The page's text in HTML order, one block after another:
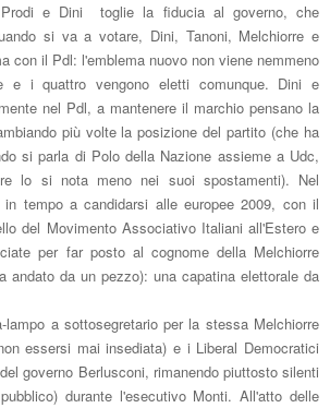
e Dini toglie la fiducia al governo, che
si va a votare, Dini, Tanoni, Melchiorre e
con il Pdl: l'emblema nuovo non viene nemmeno
e i quattro vengono eletti comunque. Dini e
nel Pdl, a mantenere il marchio pensano la
più volte la posizione del partito (che ha
si parla di Polo della Nazione assieme a Udc,
lo si nota meno nei suoi spostamenti). Nel
tempo a candidarsi alle europee 2009, con il
del Movimento Associativo Italiani all'Estero e
per far posto al cognome della Melchiorre
andato da un pezzo): una capatina elettorale da
lampo a sottosegretario per la stessa Melchiorre
essersi mai insediata) e i Liberal Democratici
governo Berlusconi, rimanendo piuttosto silenti
durante l'esecutivo Monti. All'atto delle